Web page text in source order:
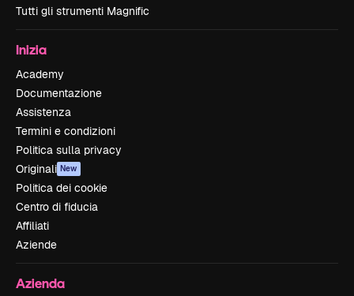
Tutti gli strumenti Magnific
Inizia
Academy
Documentazione
Assistenza
Termini e condizioni
Politica sulla privacy
Originali New
Politica dei cookie
Centro di fiducia
Affiliati
Aziende
Azienda